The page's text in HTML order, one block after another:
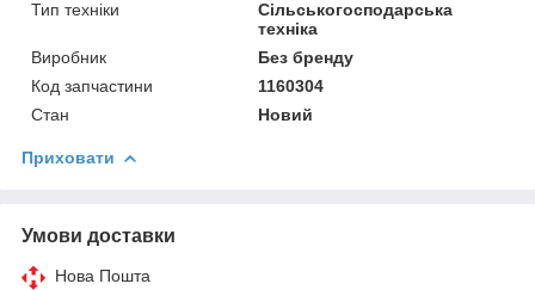
Тип техніки
Сільськогосподарська
техніка
Виробник
Без бренду
Код запчастини
1160304
Стан
Новий
Приховати
Умови доставки
Нова Пошта